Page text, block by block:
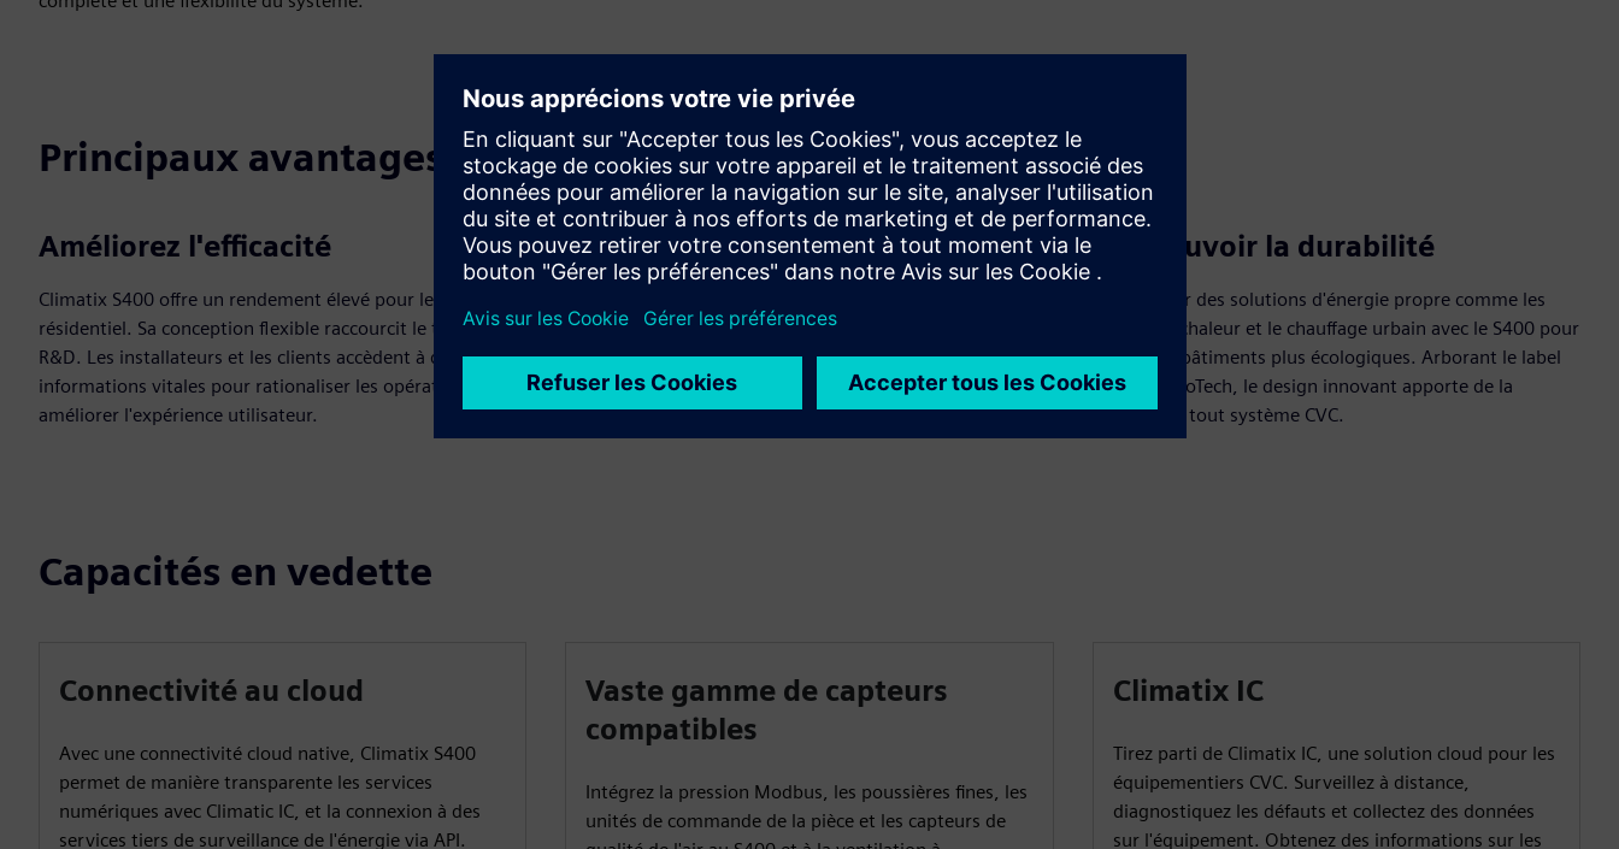
Principaux avantages
Améliorez l'efficacité
Climatix S400 offre un rendement élevé pour le CVC
résidentiel. Sa conception flexible raccourcit le temps de
R&D. Les installateurs et les clients accèdent à des
informations vitales pour rationaliser les opérations et
améliorer l'expérience utilisateur.
Intégration transparente
cloud native de Climatix IC. Nous nous connectons à une
tierce partie de surveillance de l'énergie via l'API. Intégrez
le S400 sur site à l'aide de protocoles standard comme
BACnet et Modbus pour une large compatibilité.
Promouvoir la durabilité
Promouvoir des solutions d'énergie propre comme les
pompes à chaleur et le chauffage urbain avec le S400 pour
rendre les bâtiments plus écologiques. Arborant le label
Siemens EcoTech, le design innovant apporte de la
flexibilité à tout système CVC.
Capacités en vedette
Connectivité au cloud
Avec une connectivité cloud native, Climatix S400
permet de manière transparente les services
numériques avec Climatic IC, et la connexion à des
services tiers de surveillance de l'énergie via API.
Vaste gamme de capteurs
compatibles
Intégrez la pression Modbus, les poussières fines, les
unités de commande de la pièce et les capteurs de
Climatix IC
Tirez parti de Climatix IC, une solution cloud pour les
équipementiers CVC. Surveillez à distance,
diagnostiquez les défauts et collectez des données
sur l'équipement. Obtenez des informations sur les